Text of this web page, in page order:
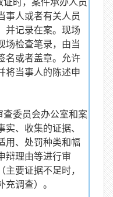
事人或者有关人员
并记录在案。现场
场检查笔录，由当
名或者盖章。允许
将当事人的陈述申
查委员会办公室和案
实、收集的证据、
用、处罚种类和幅
辩理由等进行审
主要证据不足时，
充调查）。